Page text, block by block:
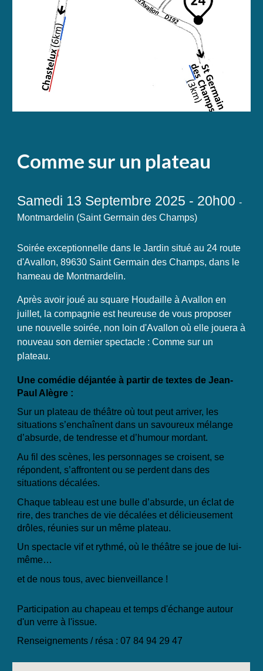
Comme sur un plateau
Samedi 13 Septembre 2025 - 20h00-
Montmardelin (Saint Germain des Champs)
Soirée exceptionnelle dans le Jardin situé au 24 route
d'Avallon, 89630 Saint Germain des Champs, dans le
hameau de Montmardelin.
Après avoir joué au square Houdaille à Avallon en
juillet, la compagnie est heureuse de vous proposer
une nouvelle soirée, non loin d'Avallon où elle jouera à
nouveau son dernier spectacle : Comme sur un
plateau.
Une comédie déjantée à partir de textes de Jean-
Paul Alègre :
Sur un plateau de théâtre où tout peut arriver, les
situations s’enchaînent dans un savoureux mélange
d’absurde, de tendresse et d’humour mordant.
Au fil des scènes, les personnages se croisent, se
répondent, s’affrontent ou se perdent dans des
situations décalées.
Chaque tableau est une bulle d’absurde, un éclat de
rire, des tranches de vie décalées et délicieusement
drôles, réunies sur un même plateau.
Un spectacle vif et rythmé, où le théâtre se joue de lui-
même…
et de nous tous, avec bienveillance !
Participation au chapeau et temps d'échange autour
d'un verre à l'issue.
Renseignements / résa : 07 84 94 29 47